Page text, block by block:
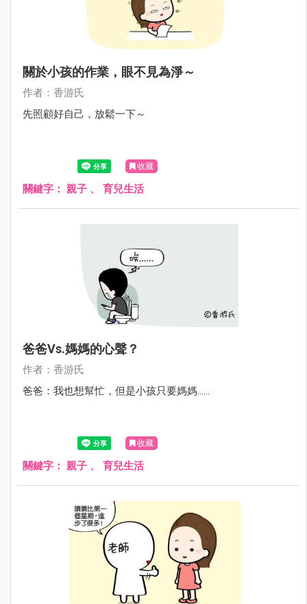
關於小孩的作業，眼不見為淨～
作者：香游氏
先照顧好自己，放鬆一下～
收藏
關鍵字： 親子 、 育兒生活
爸爸vs.媽媽的心聲？
作者：香游氏
爸爸：我也想幫忙，但是小孩只要媽媽……
收藏
關鍵字： 親子 、 育兒生活